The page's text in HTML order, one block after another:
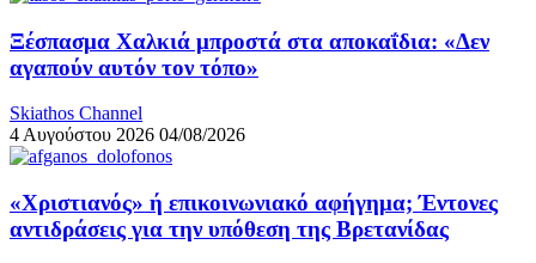
Ξέσπασμα Χαλκιά μπροστά στα αποκαΐδια: «Δεν
αγαπούν αυτόν τον τόπο»
Skiathos Channel
4 Αυγούστου 2026 04/08/2026
«Χριστιανός» ή επικοινωνιακό αφήγημα; Έντονες
αντιδράσεις για την υπόθεση της Βρετανίδας